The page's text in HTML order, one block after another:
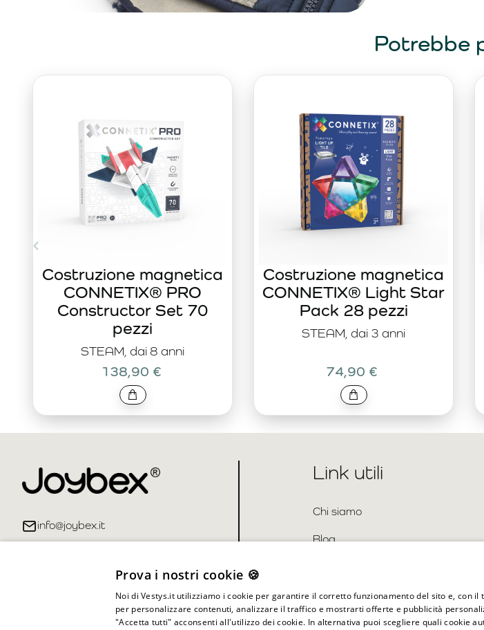
Potrebbe
STEAM, dai 8 anni
Costruzione magnetica
CONNETIX® PRO
Constructor Set 70
pezzi
138,90 €
STEAM, dai 3 anni
Costruzione magnetica
CONNETIX® Light Star
Pack 28 pezzi
74,90 €
info@joybex.it
Link utili
Chi siamo
Blog
Domande frequenti
Prova i nostri cookie 🍪
Noi di Vestys.it utilizziamo i cookie per garantire il corretto funzionamento del sito e, con il
per personalizzare contenuti, analizzare il traffico e mostrarti offerte e pubblicità
"Accetta tutti" acconsenti all'utilizzo dei cookie. In alternativa puoi scegliere quali cookie